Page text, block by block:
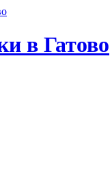
в Гатово